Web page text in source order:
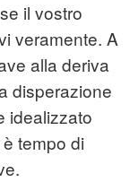
il vostro
veramente. A
alla deriva
disperazione
idealizzato
tempo di